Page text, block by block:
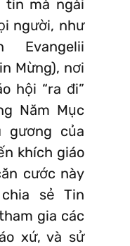
tin mà ngài
người, như
Evangelii
Mừng), nơi
hội “ra đi”
Năm Mục
gương của
khích giáo
cước này
sẻ Tin
gia các
xứ, và sử